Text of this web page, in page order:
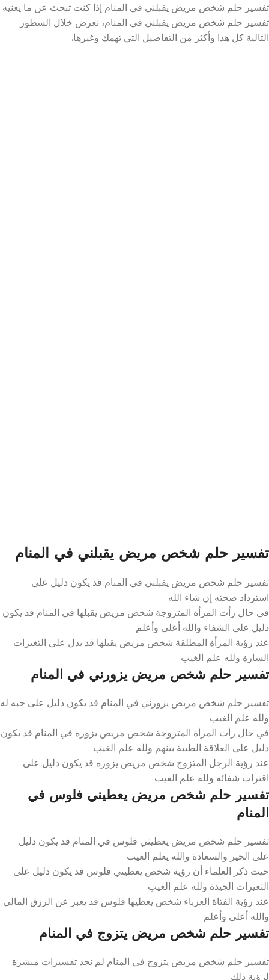
تفسير حلم شخص مريض يقبلني في المنام إذا كنت تبحث عن ما يعنيه
تفسير حلم شخص مريض يقبلني في المنام، نعرض خلال السطور
التالية كل هذا وأكثر من التفاصيل التي تهمك وغيرها.
تفسير حلم شخص مريض يقبلني في المنام
تفسير حلم شخص مريض يقبلني في المنام قد يكون دليل على
استرداد صحته إن شاء الله
في حال رأت المرأة المتزوجة شخص مريض يقبلها في المنام قد يكون
دليل على الشفاء والله أعلى وأعلم
عند رؤية المرأة المطلقة شخص مريض يقبلها قد يدل على التغيرات
السارة ولله علم الغيب
تفسير حلم شخص مريض يزورني في المنام
تفسير حلم شخص مريض يزورني في المنام قد يكون دليل على حبه له
ولله علم الغيب
في حال رأت المرأة المتزوجة شخص مريض يزوره في المنام قد يكون
دليل على العلاقة الطيبة بينهم ولله علم الغيب
عند رؤية الرجل المتزوج شخص مريض يزوره قد يكون دليل على
اقتراب شفائه ولله علم الغيب
تفسير حلم شخص مريض يعطيني فلوس في
المنام
تفسير حلم شخص مريض يعطيني فلوس في المنام قد يكون دليل
على الخير والسعادة والله يعلم الغيب
حيث ذكر العلماء أن رؤية شخص يعطيني فلوس قد يكون دليل على
التغيرات الجيدة ولله علم الغيب
عند رؤية الفتاة العزباء شخص يعطيها فلوس قد يعبر عن الرزق المالي
والله أعلى وأعلم
تفسير حلم شخص مريض يتزوج في المنام
تفسير حلم شخص مريض يتزوج في المنام لم نجد تفسيرات مبشرة
لرؤية ذلك